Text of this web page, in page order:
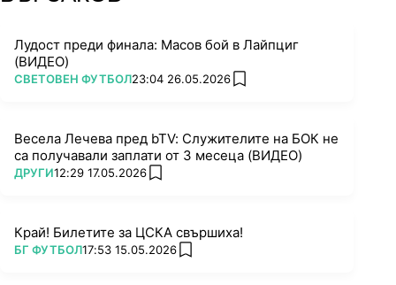
Лудост преди финала: Масов бой в Лайпциг
(ВИДЕО)
ПОВЕЧЕ ОТ
СВЕТОВЕН ФУТБОЛ23:04 26.05.2026 add favorites
Весела Лечева пред bTV: Служителите на БОК не
са получавали заплати от 3 месеца (ВИДЕО)
ПОВЕЧЕ ОТ
ДРУГИ12:29 17.05.2026 add favorites
Край! Билетите за ЦСКА свършиха!
ПОВЕЧЕ ОТ
БГ ФУТБОЛ17:53 15.05.2026 add favorites